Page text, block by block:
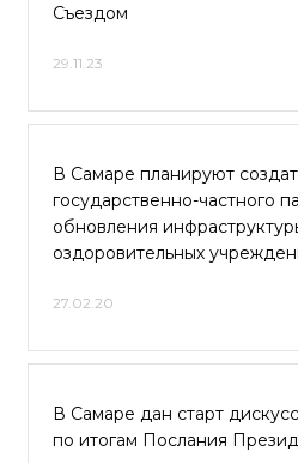
Съездом
29.11.23
В Самаре планируют
государственно-частного
обновления
оздоровительных
27.02.20
В Самаре дан старт
по итогам Послания